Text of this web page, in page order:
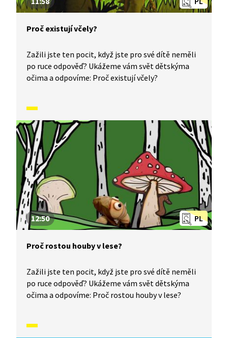
Proč existují včely?
Zažili jste ten pocit, když jste pro své dítě neměli
po ruce odpověď? Ukážeme vám svět dětskýma
očima a odpovíme: Proč existují včely?
PL
12:50
Proč rostou houby v lese?
Zažili jste ten pocit, když jste pro své dítě neměli
po ruce odpověď? Ukážeme vám svět dětskýma
očima a odpovíme: Proč rostou houby v lese?